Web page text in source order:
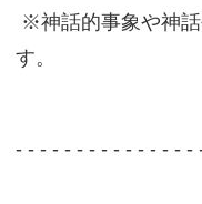
※神話的事象や神
す。
- - - - - - - - - - - - - - -